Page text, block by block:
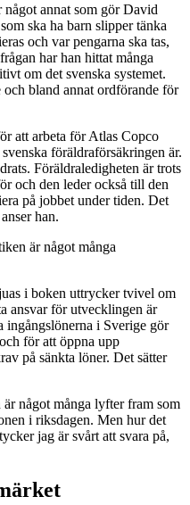
annat som gör David
ska ha barn slipper tänka
och var pengarna ska tas,
har han hittat många
om det svenska systemet.
bland annat ordförande för
att arbeta för Atlas Copco
föräldraförsäkringen är.
Föräldraledigheten är trots
och den leder också till den
på jobbet under tiden. Det
han.
är något många
i boken uttrycker tvivel om
ansvar för utvecklingen är
ingångslönerna i Sverige gör
för att öppna upp
på sänkta löner. Det sätter
något många lyfter fram som
i riksdagen. Men hur det
jag är svårt att svara på,